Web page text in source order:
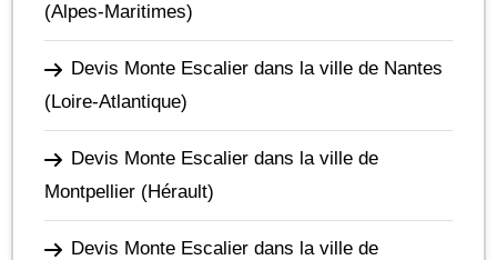
(Alpes-Maritimes)
Devis Monte Escalier dans la ville de Nantes
(Loire-Atlantique)
Devis Monte Escalier dans la ville de
Montpellier (Hérault)
Devis Monte Escalier dans la ville de